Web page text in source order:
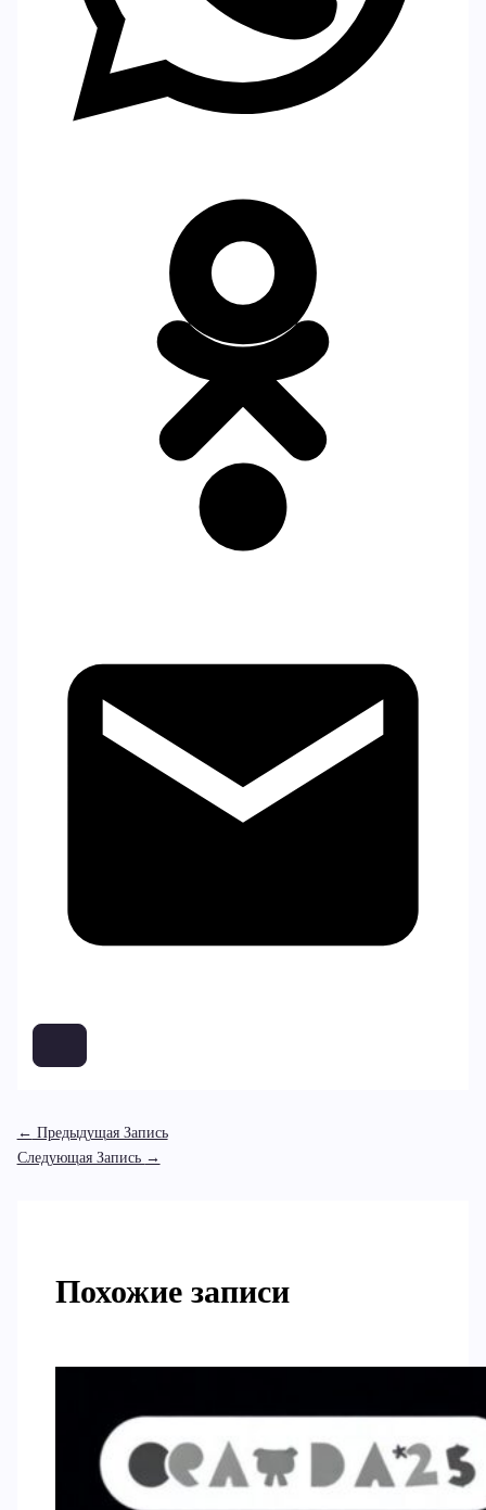
← Предыдущая Запись
Следующая Запись →
Похожие записи